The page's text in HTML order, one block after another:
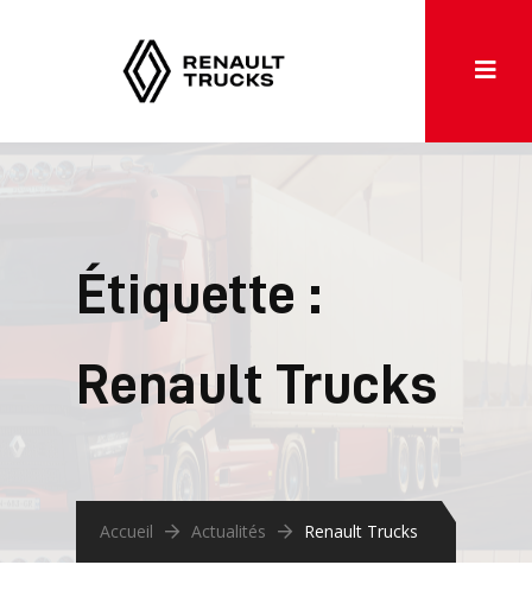
Étiquette :
Renault Trucks
Accueil Actualités Renault Trucks